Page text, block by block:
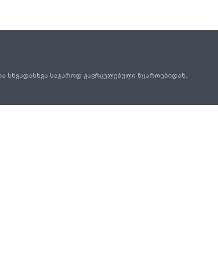
სხვადასხვა საჯაროდ გავრცელებული წყაროებიდან.